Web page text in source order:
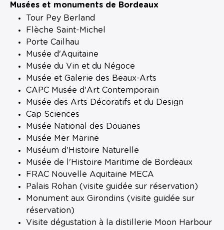
Musées et monuments de Bordeaux
Tour Pey Berland
Flèche Saint-Michel
Porte Cailhau
Musée d'Aquitaine
Musée du Vin et du Négoce
Musée et Galerie des Beaux-Arts
CAPC Musée d'Art Contemporain
Musée des Arts Décoratifs et du Design
Cap Sciences
Musée National des Douanes
Musée Mer Marine
Muséum d'Histoire Naturelle
Musée de l'Histoire Maritime de Bordeaux
FRAC Nouvelle Aquitaine MECA
Palais Rohan (visite guidée sur réservation)
Monument aux Girondins (visite guidée sur
réservation)
Visite dégustation à la distillerie Moon Harbour